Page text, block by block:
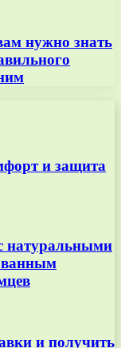
нужно знать
и защита
натуральными
и получить